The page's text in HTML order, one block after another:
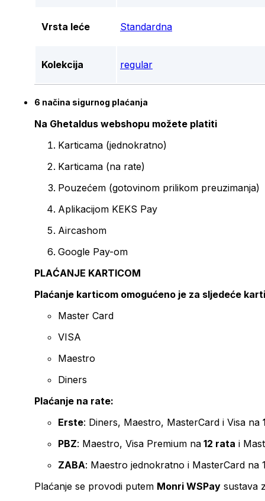
Vrsta leće Standardna
Kolekcija regular
6 načina sigurnog plaćanja
Na Ghetaldus webshopu možete platiti
Karticama (jednokratno)
Karticama (na rate)
Pouzećem (gotovinom prilikom preuzimanja)
Aplikacijom KEKS Pay
Aircashom
Google Pay-om
PLAĆANJE KARTICOM
Plaćanje karticom omogućeno je za sljedeće
Master Card
VISA
Maestro
Diners
Plaćanje na rate:
Erste: Diners, Maestro, MasterCard i Visa na
PBZ: Maestro, Visa Premium na 12 rata i
ZABA: Maestro jednokratno i MasterCard na
Plaćanje se provodi putem Monri WSPay sustava